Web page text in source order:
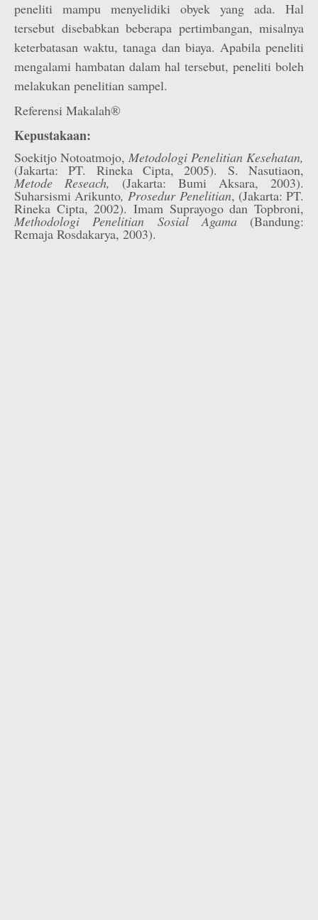
peneliti mampu menyelidiki obyek yang ada. Hal
tersebut disebabkan beberapa pertimbangan, misalnya
keterbatasan waktu, tanaga dan biaya. Apabila peneliti
mengalami hambatan dalam hal tersebut, peneliti boleh
melakukan penelitian sampel.
Referensi Makalah®
Kepustakaan:
Soekitjo Notoatmojo, Metodologi Penelitian Kesehatan,
(Jakarta: PT. Rineka Cipta, 2005). S. Nasutiaon,
Metode Reseach, (Jakarta: Bumi Aksara, 2003).
Suharsismi Arikunto, Prosedur Penelitian, (Jakarta: PT.
Rineka Cipta, 2002). Imam Suprayogo dan Topbroni,
Methodologi Penelitian Sosial Agama (Bandung:
Remaja Rosdakarya, 2003).